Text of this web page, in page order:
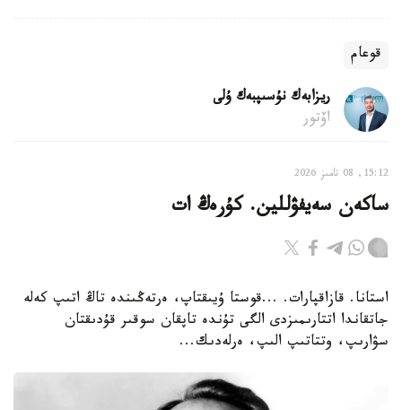
قوعام
ريزابەك نۇسىپبەك ۇلى
اۆتور
15:12, 08 تامىز 2026
ساكەن سەيفۋللين. كۇرەڭ ات
استانا. قازاقپارات. ...قوستا ۇيىقتاپ، ەرتەڭىندە تاڭ اتىپ كەلە
جاتقاندا اتتارىمىزدى الگى تۇندە تاپقان سوقىر قۇدىقتان
سۋارىپ، وتتاتىپ الىپ، ەرلەدىك...